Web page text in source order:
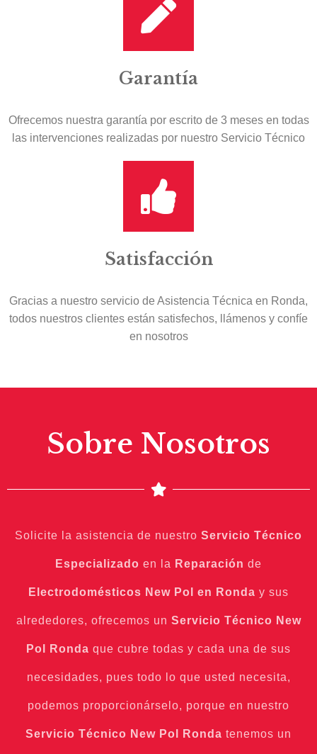
Garantía
Ofrecemos nuestra garantía por escrito de 3 meses en todas
las intervenciones realizadas por nuestro Servicio Técnico
Satisfacción
Gracias a nuestro servicio de Asistencia Técnica en Ronda,
todos nuestros clientes están satisfechos, llámenos y confíe
en nosotros
Sobre Nosotros
Solicite la asistencia de nuestro Servicio Técnico
Especializado en la Reparación de
Electrodomésticos New Pol en Ronda y sus
alrededores, ofrecemos un Servicio Técnico New
Pol Ronda que cubre todas y cada una de sus
necesidades, pues todo lo que usted necesita,
podemos proporcionárselo, porque en nuestro
Servicio Técnico New Pol Ronda tenemos un